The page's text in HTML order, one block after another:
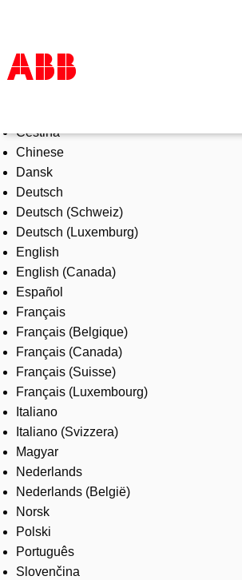
Products & Solutions
Industries
Services
About us
Where to buy
Contact us
Careers
Čeština
Chinese
Dansk
Deutsch
Deutsch (Schweiz)
Deutsch (Luxemburg)
English
English (Canada)
Español
Français
Français (Belgique)
Français (Canada)
Français (Suisse)
Français (Luxembourg)
Italiano
Italiano (Svizzera)
Magyar
Nederlands
Nederlands (België)
Norsk
Polski
Português
Slovenčina